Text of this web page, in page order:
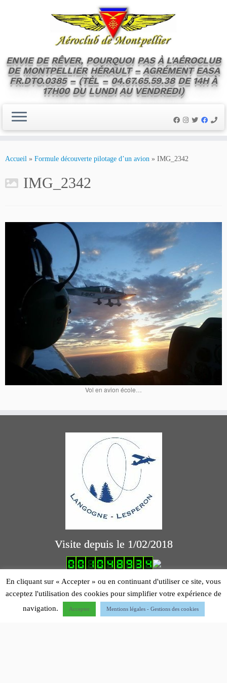
ENVIE DE RÊVER, POURQUOI PAS À L'AÉROCLUB
DE MONTPELLIER HÉRAULT – AGRÉMENT EASA
FR.DTO.0385 – (TÉL – 04.67.65.59.38 DE 14H À
17H00 DU LUNDI AU VENDREDI)
Accueil » Formule découverte pilotage d’un avion » IMG_2342
IMG_2342
Vol en avion école…
Visite depuis le 1/02/2018
Mentions légales
En cliquant sur « Accepter » ou en continuant d'utiliser ce site, vous
acceptez l'utilisation des cookies pour simplifier votre expérience de
navigation.
Accepter Mentions légales - Gestions des cookies